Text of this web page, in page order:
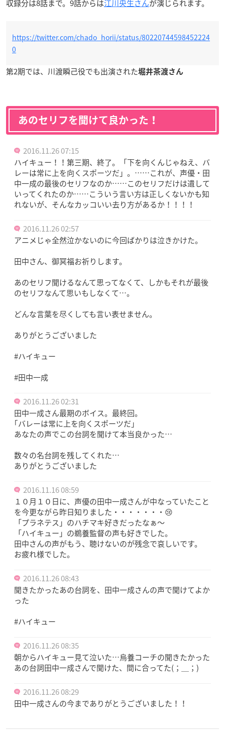
収録分は8話まで。9話からは江川央生さんが演じられます。
https://twitter.com/chado_horii/status/80220744598452224
0
第2期では、川渡瞬己役でも出演された堀井茶渡さん
あのセリフを聞けて良かった！
2016.11.26 07:15
ハイキュー！！第三期、終了。「下を向くんじゃねえ、バ
レーは常に上を向くスポーツだ」。……これが、声優・田
中一成の最後のセリフなのか……このセリフだけは遺して
いってくれたのか……こういう言い方は正しくないかも知
れないが、そんなカッコいい去り方があるか！！！！
2016.11.26 02:57
アニメじゃ全然泣かないのに今回ばかりは泣きかけた。
田中さん、御冥福お祈りします。
あのセリフ聞けるなんて思ってなくて、しかもそれが最後
のセリフなんて思いもしなくて…。
どんな言葉を尽くしても言い表せません。
ありがとうございました
#ハイキュー
#田中一成
2016.11.26 02:31
田中一成さん最期のボイス。最終回。
｢バレーは常に上を向くスポーツだ｣
あなたの声でこの台詞を聞けて本当良かった…
数々の名台詞を残してくれた…
ありがとうございました
2016.11.16 08:59
１０月１０日に、声優の田中一成さんが中なっていたこと
を今更ながら昨日知りました・・・・・・・😢
「プラネテス」のハチマキ好きだったなぁ～
「ハイキュー」の鵜養監督の声も好きでした。
田中さんの声がもう、聴けないのが残念で哀しいです。
お疲れ様でした。
2016.11.26 08:43
聞きたかったあの台詞を、田中一成さんの声で聞けてよか
った
#ハイキュー
2016.11.26 08:35
朝からハイキュー見て泣いた…烏養コーチの聞きたかった
あの台詞田中一成さんで聞けた、間に合ってた(；＿；)
2016.11.26 08:29
田中一成さんの今までありがとうございました！！